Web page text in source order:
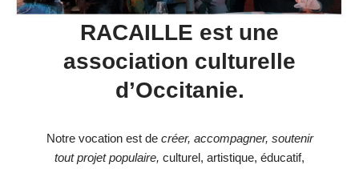
RACAILLE est une
association culturelle
d’Occitanie.
Notre vocation est de créer, accompagner, soutenir
tout projet populaire, culturel, artistique, éducatif,